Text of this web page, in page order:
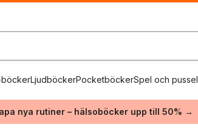
böckerLjudböckerPocketböckerSpel och pussel
nya rutiner – hälsoböcker upp till 50% →